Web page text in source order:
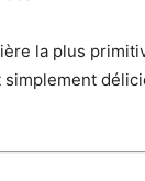
la plus
simplement